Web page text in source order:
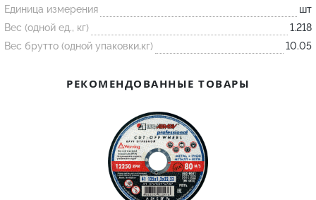
Подставка
Лодочка
Контакт
Огнеупорная SiC смесь
Единица измерения
шт
Вес (одной ед., кг)
1.218
Вес брутто (одной упаковки,кг)
10.05
РЕКОМЕНДОВАННЫЕ ТОВАРЫ